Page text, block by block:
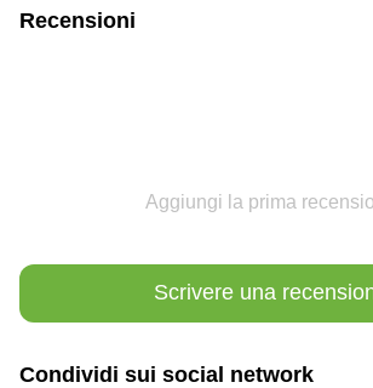
Recensioni
Aggiungi la prima
Scrivere una
Condividi sui social network